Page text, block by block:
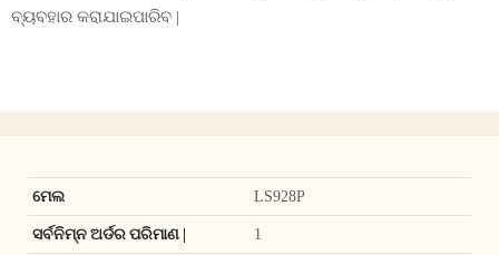
ବ୍ୟବହାର କରାଯାଇପାରିବ |
ମେଲ LS928P
ସର୍ବନିମ୍ନ ଅର୍ଡର ପରିମାଣ | 1